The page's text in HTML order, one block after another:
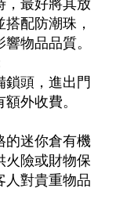
，最好將其放
搭配防潮珠，
物品品質。
鎖頭，進出門
外收費。
的迷你倉有機
火險或財物保
人對貴重物品